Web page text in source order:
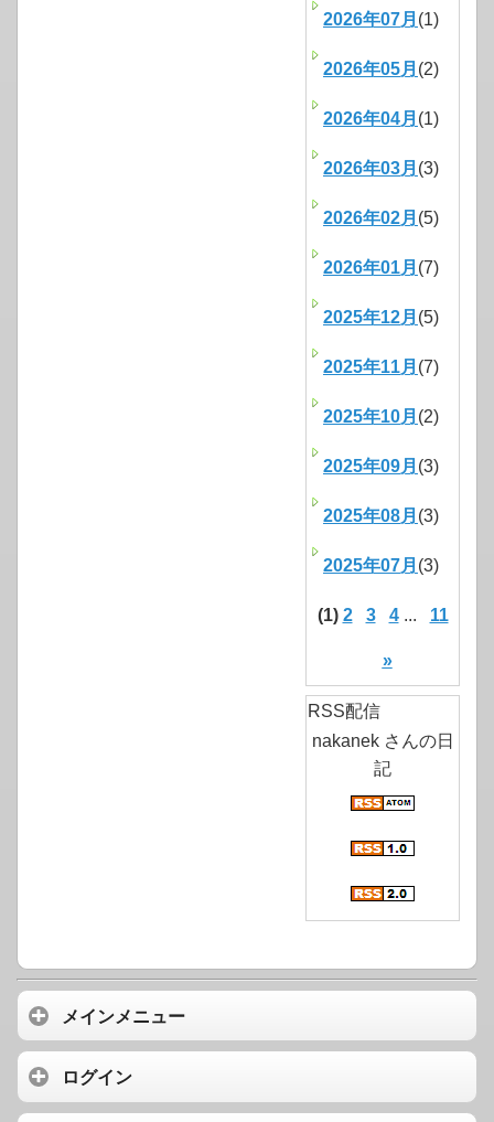
2026年07月 (1)
2026年05月 (2)
2026年04月 (1)
2026年03月 (3)
2026年02月 (5)
2026年01月 (7)
2025年12月 (5)
2025年11月 (7)
2025年10月 (2)
2025年09月 (3)
2025年08月 (3)
2025年07月 (3)
(1) 2 3 4... 11
»
RSS配信
nakanek さんの日
記
メインメニュー
ログイン